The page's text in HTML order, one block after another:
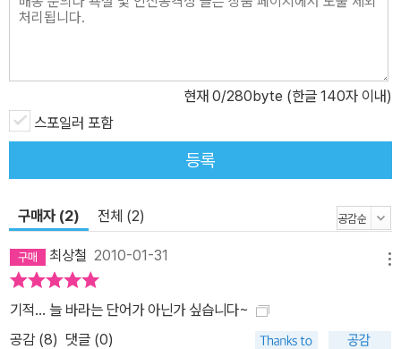
현재 0/280byte (한글 140자 이내)
스포일러 포함
등록
구매자 (2) 전체 (2)
최상철 2010-01-31
기적... 늘 바라는 단어가 아닌가 싶습니다~
공감 (8) 댓글 (0)